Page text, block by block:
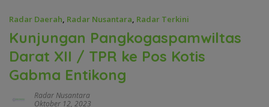
Radar Daerah, Radar Nusantara, Radar Terkini
Kunjungan Pangkogaspamwiltas
Darat XII / TPR ke Pos Kotis
Gabma Entikong
Radar Nusantara
Oktober 12, 2023